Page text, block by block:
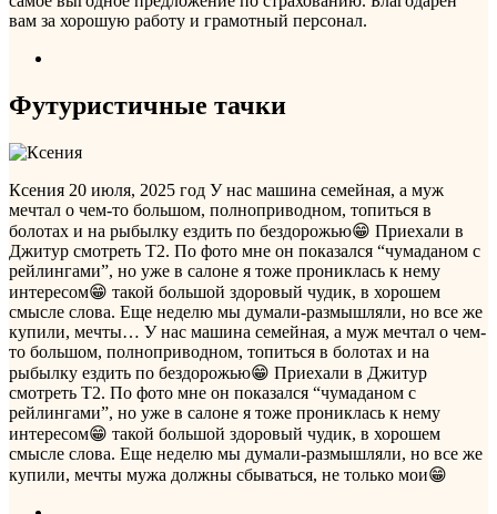
вам за хорошую работу и грамотный персонал.
Футуристичные тачки
Ксения 20 июля, 2025 год У нас машина семейная, а муж
мечтал о чем-то большом, полноприводном, топиться в
болотах и на рыбылку ездить по бездорожью😁 Приехали в
Джитур смотреть Т2. По фото мне он показался “чумаданом с
рейлингами”, но уже в салоне я тоже прониклась к нему
интересом😁 такой большой здоровый чудик, в хорошем
смысле слова. Еще неделю мы думали-размышляли, но все же
купили, мечты… У нас машина семейная, а муж мечтал о чем-
то большом, полноприводном, топиться в болотах и на
рыбылку ездить по бездорожью😁 Приехали в Джитур
смотреть Т2. По фото мне он показался “чумаданом с
рейлингами”, но уже в салоне я тоже прониклась к нему
интересом😁 такой большой здоровый чудик, в хорошем
смысле слова. Еще неделю мы думали-размышляли, но все же
купили, мечты мужа должны сбываться, не только мои😁